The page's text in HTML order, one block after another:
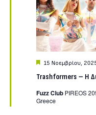
Trashformers – Η
Featured
15 Νοεμβρίου,
Fuzz Club PIREOS
Greece